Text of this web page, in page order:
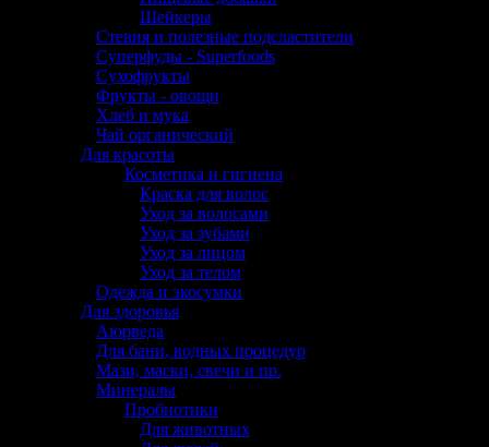
Шейкеры
Стевия и полезные подсластители
Суперфуды - Superfoods
Сухофрукты
Фрукты - овощи
Хлеб и мука
Чай органический
Для красоты
Косметика и гигиена
Краска для волос
Уход за волосами
Уход за зубами
Уход за лицом
Уход за телом
Одежда и экосумки
Для здоровья
Аюрведа
Для бани, водных процедур
Мази, маски, свечи и пр.
Минералы
Пробиотики
Для животных